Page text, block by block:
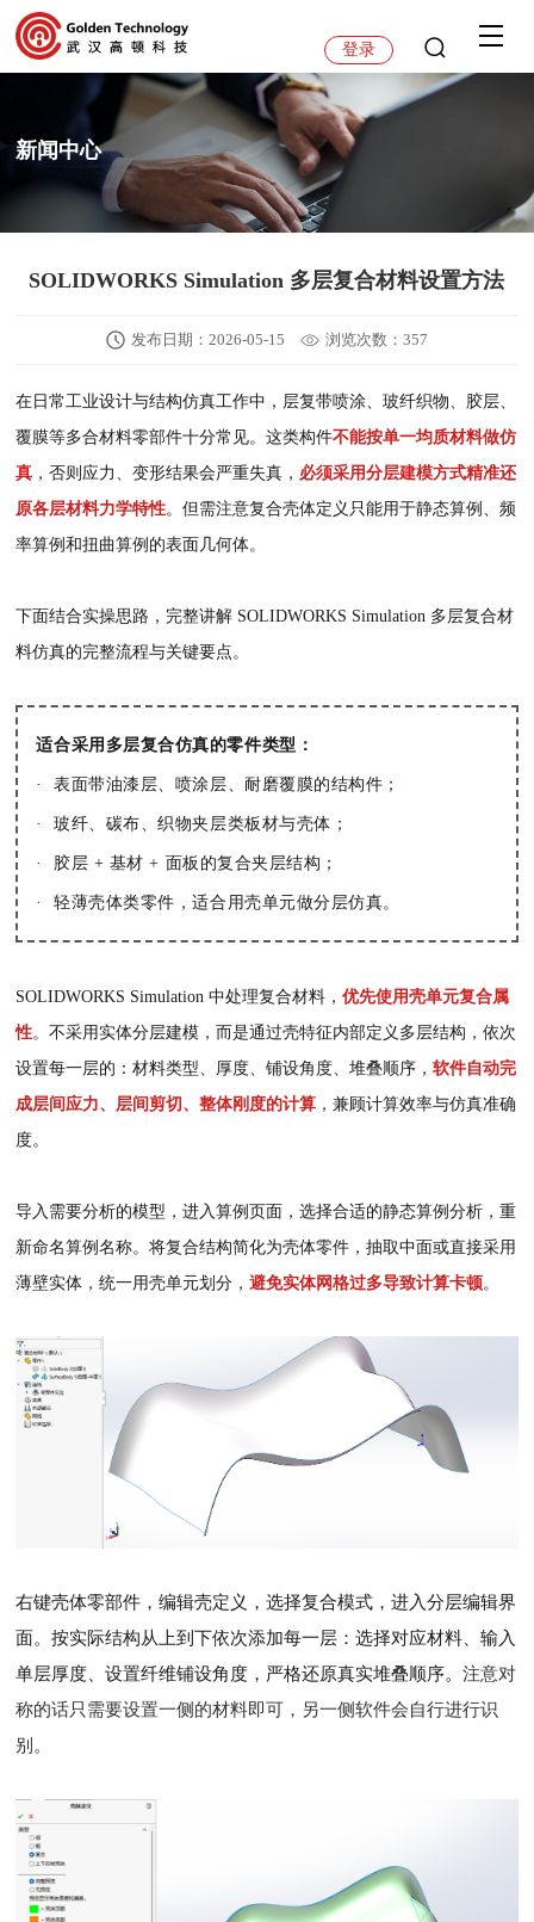
登录
新闻中心
SOLIDWORKS Simulation 多层复合材料设置方法
发布日期：2026-05-15 浏览次数：357
在日常工业设计与结构仿真工作中，层复带喷涂、玻纤织物、胶层、
覆膜等多合材料零部件十分常见。这类构件不能按单一均质材料做仿
真 ，否则应力、变形结果会严重失真， 必须采用分层建模方式精准还
原各层材料力学特性。但需注意复合壳体定义只能用于静态算例、频
率算例和扭曲算例的表面几何体。
下面结合实操思路，完整讲解 SOLIDWORKS Simulation 多层复合材
料仿真的完整流程与关键要点。
适合采用多层复合仿真的零件类型：
· 表面带油漆层、喷涂层、耐磨覆膜的结构件；
· 玻纤、碳布、织物夹层类板材与壳体；
· 胶层 + 基材 + 面板的复合夹层结构；
· 轻薄壳体类零件，适合用壳单元做分层仿真。
SOLIDWORKS Simulation 中处理复合材料，优先使用壳单元复合属
性。不采用实体分层建模，而是通过壳特征内部定义多层结构，依次
设置每一层的：材料类型、厚度、铺设角度、堆叠顺序，软件自动完
成层间应力、层间剪切、整体刚度的计算 ，兼顾计算效率与仿真准确
度。
导入需要分析的模型，进入算例页面，选择合适的静态算例分析，重
新命名算例名称。将复合结构简化为壳体零件，抽取中面或直接采用
薄壁实体，统一用壳单元划分，避免实体网格过多导致计算卡顿。
右键壳体零部件，编辑壳定义，选择复合模式，进入分层编辑界
面。按实际结构从上到下依次添加每一层：选择对应材料、输入
单层厚度、设置纤维铺设角度，严格还原真实堆叠顺序。注意对
称的话只需要设置一侧的材料即可，另一侧软件会自行进行识
别 。